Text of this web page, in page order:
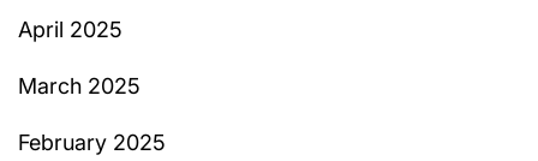
April 2025
March 2025
February 2025